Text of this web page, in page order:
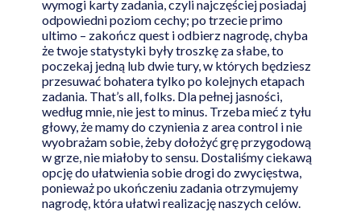
wymogi karty zadania, czyli najczęściej posiadaj
odpowiedni poziom cechy; po trzecie primo
ultimo – zakończ quest i odbierz nagrodę, chyba
że twoje statystyki były troszkę za słabe, to
poczekaj jedną lub dwie tury, w których będziesz
przesuwać bohatera tylko po kolejnych etapach
zadania. That’s all, folks. Dla pełnej jasności,
według mnie, nie jest to minus. Trzeba mieć z tyłu
głowy, że mamy do czynienia z area control i nie
wyobrażam sobie, żeby dołożyć grę przygodową
w grze, nie miałoby to sensu. Dostaliśmy ciekawą
opcję do ułatwienia sobie drogi do zwycięstwa,
ponieważ po ukończeniu zadania otrzymujemy
nagrodę, która ułatwi realizację naszych celów.